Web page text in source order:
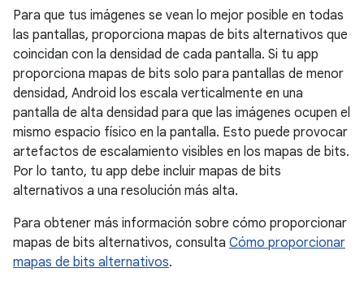
Para que tus imágenes se vean lo mejor posible en todas
las pantallas, proporciona mapas de bits alternativos que
coincidan con la densidad de cada pantalla. Si tu app
proporciona mapas de bits solo para pantallas de menor
densidad, Android los escala verticalmente en una
pantalla de alta densidad para que las imágenes ocupen el
mismo espacio físico en la pantalla. Esto puede provocar
artefactos de escalamiento visibles en los mapas de bits.
Por lo tanto, tu app debe incluir mapas de bits
alternativos a una resolución más alta.
Para obtener más información sobre cómo proporcionar
mapas de bits alternativos, consulta Cómo proporcionar
mapas de bits alternativos.